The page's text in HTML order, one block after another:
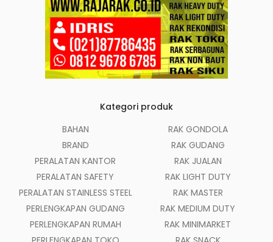
Kategori produk
BAHAN
BRAND
PERALATAN KANTOR
PERALATAN SAFETY
PERALATAN STAINLESS STEEL
PERLENGKAPAN GUDANG
PERLENGKAPAN RUMAH
RAK GONDOLA
RAK GUDANG
RAK JUALAN
RAK LIGHT DUTY
RAK MASTER
RAK MEDIUM DUTY
RAK MINIMARKET